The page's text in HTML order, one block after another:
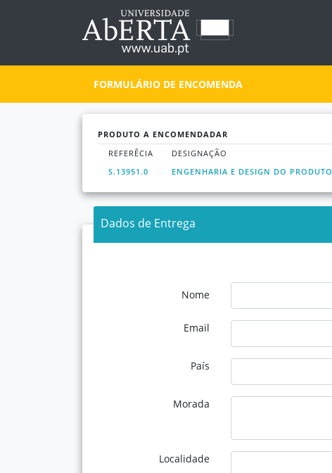
FORMULÁRIO DE ENCOMENDA
PRODUTO A ENCOMENDADAR
REFERÊCIA
S.13951.0
DESIGNAÇÃO
ENGENHARIA E DESIGN DO PRODUTO
Dados de Entrega
Nome
Email
País
Morada
Localidade